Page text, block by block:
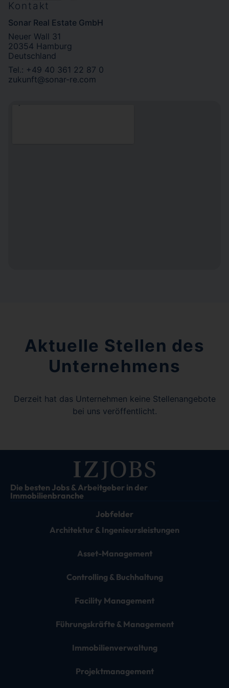
Kontakt
Sonar Real Estate GmbH
Neuer Wall 31
20354 Hamburg
Deutschland
Tel.: +49 40 361 22 87 0
zukunft@sonar-re.com
Aktuelle Stellen des
Unternehmens
Derzeit hat das Unternehmen keine Stellenangebote
bei uns veröffentlicht.
Die besten Jobs & Arbeitgeber in der
Immobilienbranche
Jobfelder
Architektur & Ingenieursleistungen
Asset-Management
Controlling & Buchhaltung
Facility Management
Führungskräfte & Management
Immobilienverwaltung
Projektmanagement